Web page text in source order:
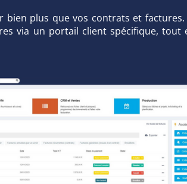
bien plus que vos contrats et
via un portail client spécifique, tout